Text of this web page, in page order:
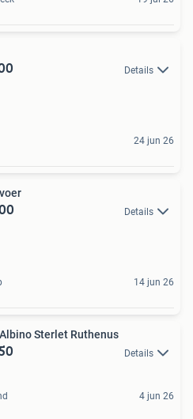
Details
24 jun 26
Details
14 jun 26
Sterlet Ruthenus
Details
4 jun 26